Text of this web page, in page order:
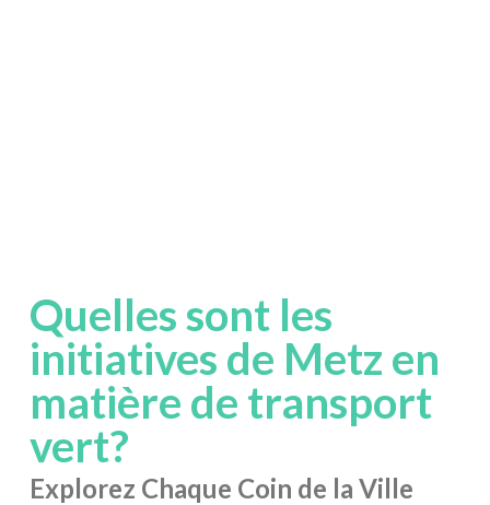
Quelles sont les
initiatives de Metz en
matière de transport
vert?
Explorez Chaque Coin de la Ville